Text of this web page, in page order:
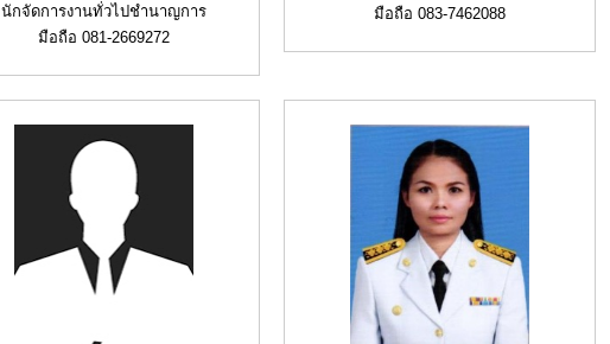
นักจัดการงานทั่วไปชำนาญการ
มือถือ 081-2669272
มือถือ 083-7462088